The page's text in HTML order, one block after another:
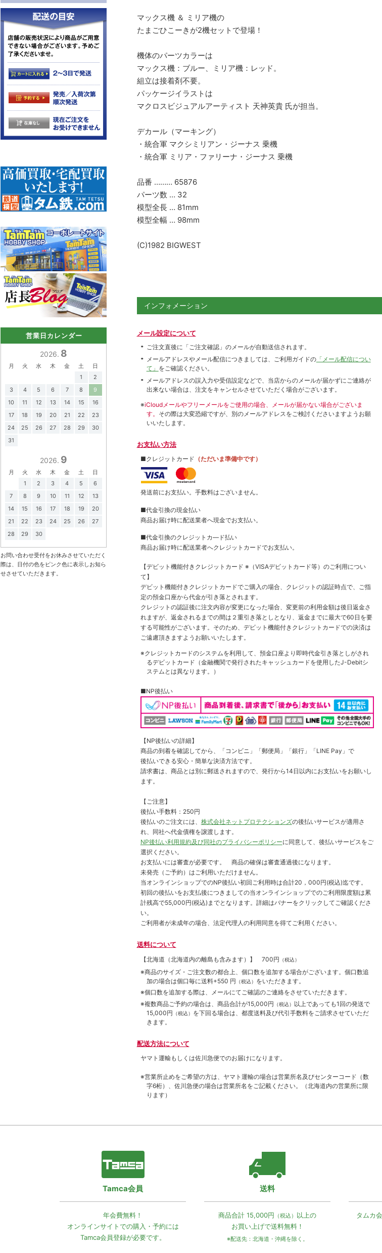
マックス機 ＆ ミリア機の
たまごひこーきが2機セットで登場！
機体のパーツカラーは
マックス機：ブルー、ミリア機：レッド。
組立は接着剤不要。
パッケージイラストは
マクロスビジュアルアーティスト 天神英貴 氏が担当。
デカール（マーキング）
・統合軍 マクシミリアン・ジーナス 乗機
・統合軍 ミリア・ファリーナ・ジーナス 乗機
品番 ……… 65876
パーツ数 … 32
模型全長 … 81mm
模型全幅 … 98mm
(C)1982 BIGWEST
インフォメーション
メール設定について
ご注文直後に「ご注文確認」のメールが自動送信されます。
メールアドレスやメール配信につきましては、ご利用ガイドの「メール配信につい
て」 をご確認ください。
メールアドレスの誤入力や受信設定などで、当店からのメールが届かずにご連絡が
出来ない場合は、注文をキャンセルさせていただく場合がございます。
※iCloudメールやフリーメールをご使用の場合、メールが届かない場合がございま
す。 その際は大変恐縮ですが、別のメールアドレスをご検討くださいますようお願
いいたします。
お支払い方法
■クレジットカード （ただいま準備中です）
発送前にお支払い。手数料はございません。
■代金引換の現金払い
商品お届け時に配送業者へ現金でお支払い。
■代金引換のクレジットカ―ド払い
商品お届け時に配送業者へクレジットカードでお支払い。
【デビット機能付きクレジットカード ※（VISAデビットカード等） のご利用につい
て】
デビット機能付きクレジットカードでご購入の場合、クレジットの認証時点で、ご指
定の預金口座から代金が引き落とされます。
クレジットの認証後に注文内容が変更になった場合、変更前の利用金額は後日返金さ
れますが、返金されるまでの間は２重引き落としとなり、返金までに最大で60日を要
する可能性がございます。そのため、デビット機能付きクレジットカードでの決済は
ご遠慮頂きますようお願いいたします。
※クレジットカードのシステムを利用して、預金口座より即時代金引き落としがされ
るデビットカード（金融機関で発行されたキャッシュカードを使用したJ-Debitシ
ステムとは異なります。）
■NP後払い
【NP後払いの詳細】
商品の到着を確認してから、「コンビニ」「郵便局」「銀行」「LINE Pay」で
後払いできる安心・簡単な決済方法です。
請求書は、商品とは別に郵送されますので、発行から14日以内にお支払いをお願いし
ます。
【ご注意】
後払い手数料：250円
後払いのご注文には、 株式会社ネットプロテクションズの後払いサービスが適用さ
れ、同社へ代金債権を譲渡します。
NP後払い利用規約及び同社のプライバシーポリシーに同意して、後払いサービスをご
選択ください。
お支払いには審査が必要です。 商品の確保は審査通過後になります。
未発売（ご予約）はご利用いただけません。
当オンラインショップでのNP後払い初回ご利用時は合計20，000円(税込)迄です。
初回の後払いをお支払後につきましての当オンラインショップでのご利用限度額は累
計残高で55,000円(税込)までとなります。詳細はバナーをクリックしてご確認くださ
い。
ご利用者が未成年の場合、法定代理人の利用同意を得てご利用ください。
送料について
【北海道（北海道内の離島も含みます）】 700円 （税込）
※商品のサイズ・ご注文数の都合上、個口数を追加する場合がございます。個口数追
加の場合は個口毎に送料+550 円 （税込） をいただきます。
※個口数を追加する際は、メールにてご確認のご連絡をさせていただきます。
※複数商品ご予約の場合は、商品合計が15,000円 （税込） 以上であっても1回の発送で
15,000円 （税込） を下回る場合は、都度送料及び代引手数料をご請求させていただ
きます。
配送方法について
ヤマト運輸もしくは佐川急便でのお届けになります。
※営業所止めをご希望の方は、ヤマト運輸の場合は営業所名及びセンターコード（数
字6桁）、佐川急便の場合は営業所名をご記載ください。（北海道内の営業所に限
ります）
営業日カレンダー
2026. 8
月 火 水 木 金 土
日
1
2
3
4 5 6 7 8
9
10
11 12 13 14 15
16
17
18 19 20 21 22
23
24
25 26 27 28 29
30
31
2026. 9
月 火 水 木 金 土
日
1
2 3 4 5
6
7
8 9 10 11 12
13
14
15 16 17 18 19
20
21
22 23 24 25 26
27
28
29 30
お問い合わせ受付をお休みさせていただく
際は、日付の色をピンク色に表示しお知ら
せさせていただきます。
Tamca会員
年会費無料！
オンラインサイトでの購入・予約には
Tamca会員登録が必要です。
送料
商品合計 15,000円 （税込） 以上の
お買い上げで送料無料！
※配送先：北海道・沖縄を除く。
タムカ